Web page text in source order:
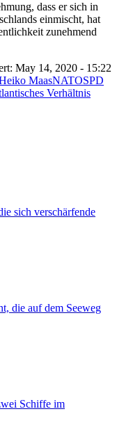
dass er sich in
einmischt, hat
zunehmend
May 14, 2020 - 15:22
MaasNATOSPD
Verhältnis
sich verschärfende
die auf dem Seeweg
Schiffe im